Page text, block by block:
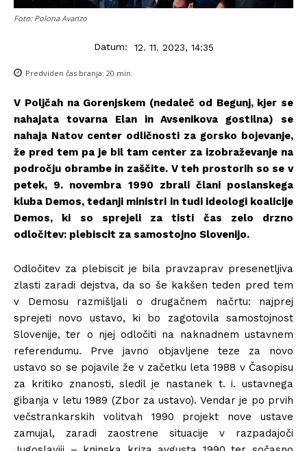
Foto: Polona Avanzo
Datum: 12. 11. 2023, 14:35
Predviden čas branja: 20 min.
V Poljčah na Gorenjskem (nedaleč od Begunj, kjer se
nahajata tovarna Elan in Avsenikova gostilna) se
nahaja Natov center odličnosti za gorsko bojevanje,
že pred tem pa je bil tam center za izobraževanje na
področju obrambe in zaščite. V teh prostorih so se v
petek, 9. novembra 1990 zbrali člani poslanskega
kluba Demos, tedanji ministri in tudi ideologi koalicije
Demos, ki so sprejeli za tisti čas zelo drzno
odločitev: plebiscit za samostojno Slovenijo.
Odločitev za plebiscit je bila pravzaprav presenetljiva
zlasti zaradi dejstva, da so še kakšen teden pred tem
v Demosu razmišljali o drugačnem načrtu: najprej
sprejeti novo ustavo, ki bo zagotovila samostojnost
Slovenije, ter o njej odločiti na naknadnem ustavnem
referendumu. Prve javno objavljene teze za novo
ustavo so se pojavile že v začetku leta 1988 v Časopisu
za kritiko znanosti, sledil je nastanek t. i. ustavnega
gibanja v letu 1989 (Zbor za ustavo). Vendar je po prvih
večstrankarskih volitvah 1990 projekt nove ustave
zamujal, zaradi zaostrene situacije v razpadajoči